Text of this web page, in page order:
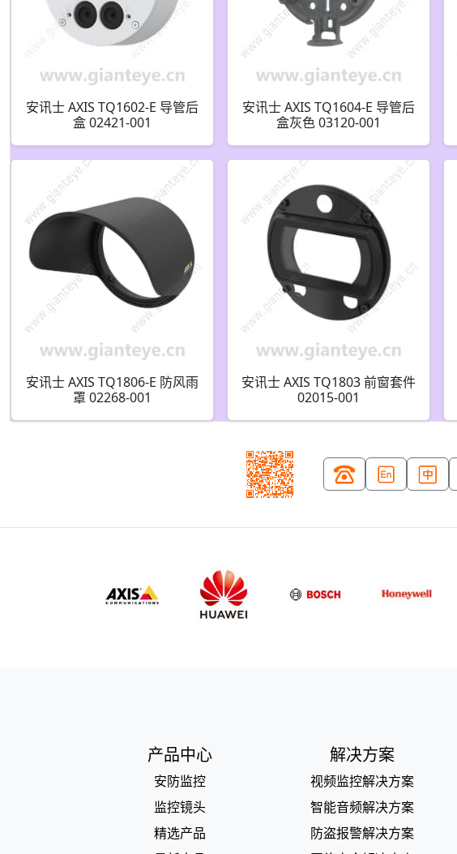
安讯士 AXIS TQ1602-E 导管后
盒 02421-001
安讯士 AXIS TQ1604-E 导管后
盒灰色 03120-001
安讯士 AXIS TQ1806-E 防风雨
罩 02268-001
安讯士 AXIS TQ1803 前窗套件
02015-001
产品中心
安防监控
监控镜头
精选产品
解决方案
视频监控解决方案
智能音频解决方案
防盗报警解决方案